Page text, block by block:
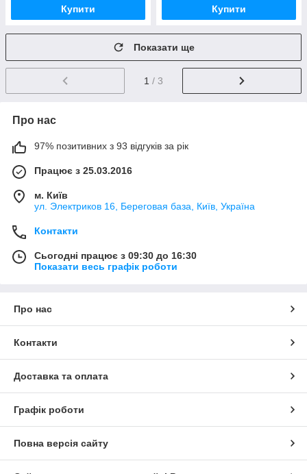
Купити Купити
Показати ще
1 / 3
Про нас
97% позитивних з 93 відгуків за рік
Працює з 25.03.2016
м. Київ
ул. Электриков 16, Береговая база, Київ, Україна
Контакти
Сьогодні працює з 09:30 до 16:30
Показати весь графік роботи
Про нас
Контакти
Доставка та оплата
Графік роботи
Повна версія сайту